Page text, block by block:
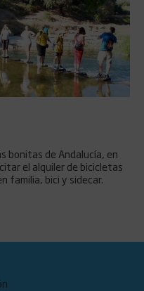
bonitas de Andalucía, en
el alquiler de bicicletas
familia, bici y sidecar.